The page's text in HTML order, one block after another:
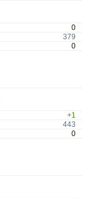
0
379
0
+1
443
0